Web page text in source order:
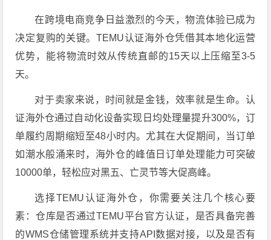
在跨境电商竞争日益激烈的今天，物流体验已成为
决定复购的关键。TEMU认证海外仓凭借其本地化运营
优势，能将物流时效从传统直邮的15天以上压缩至3-5
天。
对于卖家来说，时间就是金钱，效率就是生命。认
证海外仓通过自动化设备实现日均处理量提升300%，订
单履约周期缩短至48小时内。尤其在大促期间，当订单
如潮水般涌来时，海外仓的峰值日订单处理能力可突破
10000单，轻松应对黑五、亡灵节等大促高峰。
选择TEMU认证海外仓，你需要关注几个核心要
素：仓库是否通过TEMU平台官方认证，是否具备完善
的WMS仓储管理系统并支持API数据对接，以及是否有